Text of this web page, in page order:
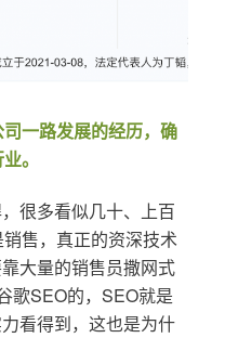
一路发展的经历，确
。
很多看似几十、上百
售，真正的资深技术
大量的销售员撒网式
歌SEO的，SEO就是
看得到，这也是为什